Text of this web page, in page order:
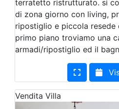
terratetto ristrutturato. si
di zona giorno con living,
ripostiglio e piccola resede
primo piano troviamo una
armadi/ripostiglio ed il
Vendita Villa